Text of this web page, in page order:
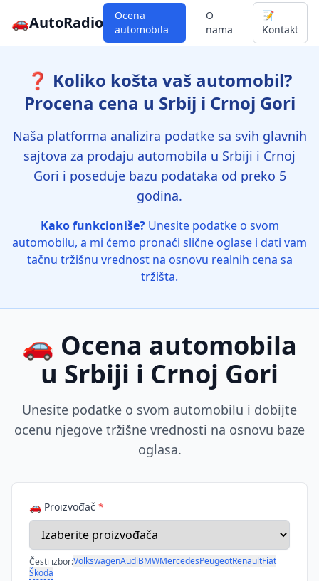
🚗AutoRadio
Ocena
automobila
O
nama
📝
Kontakt
❓ Koliko košta vaš automobil?
Procena cena u Srbij i Crnoj Gori
Naša platforma analizira podatke sa svih glavnih
sajtova za prodaju automobila u Srbiji i Crnoj
Gori i poseduje bazu podataka od preko 5
godina.
Kako funkcioniše?Unesite podatke o svom
automobilu, a mi ćemo pronaći slične oglase i dati vam
tačnu tržišnu vrednost na osnovu realnih cena sa
tržišta.
🚗 Ocena automobila
u Srbiji i Crnoj Gori
Unesite podatke o svom automobilu i dobijte
ocenu njegove tržišne vrednosti na osnovu baze
oglasa.
🚗 Proizvođač *
Česti izbor:VolkswagenAudiBMWMercedesPeugeotRenaultFiat
Škoda